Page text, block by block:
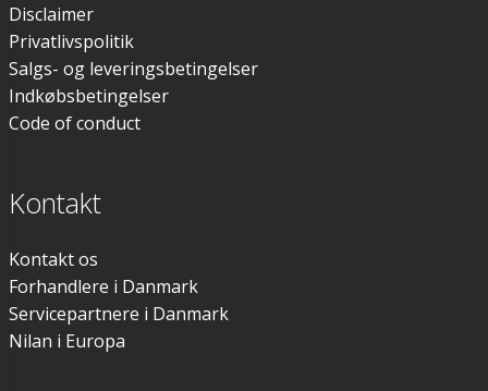
Disclaimer
Privatlivspolitik
Salgs- og leveringsbetingelser
Indkøbsbetingelser
Code of conduct
Kontakt
Kontakt os
Forhandlere i Danmark
Servicepartnere i Danmark
Nilan i Europa